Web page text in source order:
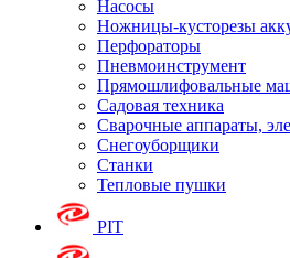
Насосы
Ножницы-кусторезы
Перфораторы
Пневмоинструмент
Прямошлифовальные
Садовая техника
Сварочные аппараты,
Снегоуборщики
Станки
Тепловые пушки
PIT